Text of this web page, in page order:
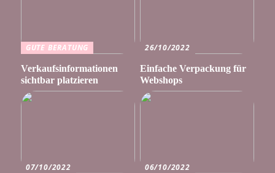
GUTE BERATUNG
Verkaufsinformationen
sichtbar platzieren
26/10/2022
Einfache Verpackung für
Webshops
07/10/2022 06/10/2022